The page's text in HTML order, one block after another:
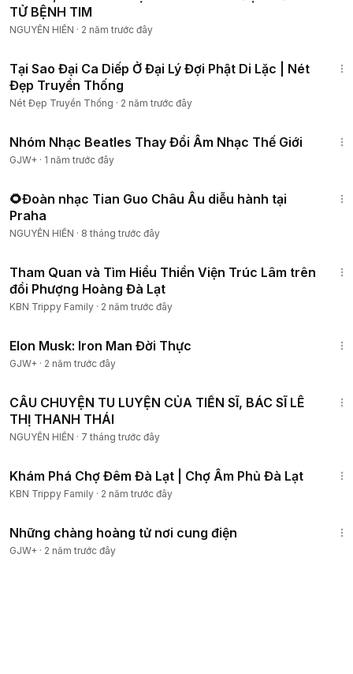
TỬ BỆNH TIM
NGUYỄN HIỀN · 2 năm trước đây
Tại Sao Đại Ca Diếp Ở Đại Lý Đợi Phật Di Lặc | Nét
Đẹp Truyền Thống
Nét Đẹp Truyền Thống · 2 năm trước đây
Nhóm Nhạc Beatles Thay Đổi Âm Nhạc Thế Giới
GJW+ · 1 năm trước đây
🌻Đoàn nhạc Tian Guo Châu Âu diễu hành tại
Praha
NGUYỄN HIỀN · 8 tháng trước đây
Tham Quan và Tìm Hiểu Thiền Viện Trúc Lâm trên
đồi Phượng Hoàng Đà Lạt
KBN Trippy Family · 2 năm trước đây
Elon Musk: Iron Man Đời Thực
GJW+ · 2 năm trước đây
CÂU CHUYỆN TU LUYỆN CỦA TIẾN SĨ, BÁC SĨ LÊ
THỊ THANH THÁI
NGUYỄN HIỀN · 7 tháng trước đây
Khám Phá Chợ Đêm Đà Lạt | Chợ Âm Phủ Đà Lạt
KBN Trippy Family · 2 năm trước đây
Những chàng hoàng tử nơi cung điện
GJW+ · 2 năm trước đây